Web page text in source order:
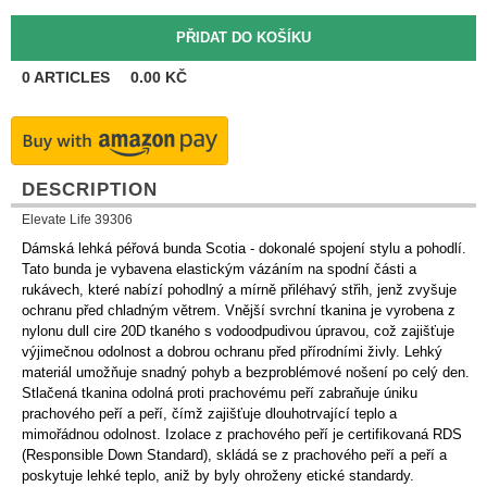
0ARTICLES 0.00 KČ
DESCRIPTION
Elevate Life 39306
Dámská lehká péřová bunda Scotia - dokonalé spojení stylu a pohodlí.
Tato bunda je vybavena elastickým vázáním na spodní části a
rukávech, které nabízí pohodlný a mírně přiléhavý střih, jenž zvyšuje
ochranu před chladným větrem. Vnější svrchní tkanina je vyrobena z
nylonu dull cire 20D tkaného s vodoodpudivou úpravou, což zajišťuje
výjimečnou odolnost a dobrou ochranu před přírodními živly. Lehký
materiál umožňuje snadný pohyb a bezproblémové nošení po celý den.
Stlačená tkanina odolná proti prachovému peří zabraňuje úniku
prachového peří a peří, čímž zajišťuje dlouhotrvající teplo a
mimořádnou odolnost. Izolace z prachového peří je certifikovaná RDS
(Responsible Down Standard), skládá se z prachového peří a peří a
poskytuje lehké teplo, aniž by byly ohroženy etické standardy.